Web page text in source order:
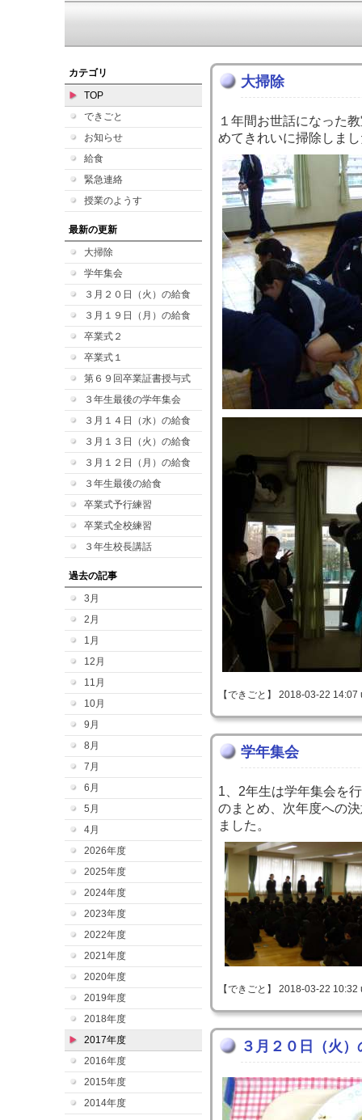
カテゴリ
TOP
できごと
お知らせ
給食
緊急連絡
授業のようす
最新の更新
大掃除
学年集会
３月２０日（火）の給食
３月１９日（月）の給食
卒業式２
卒業式１
第６９回卒業証書授与式
３年生最後の学年集会
３月１４日（水）の給食
３月１３日（火）の給食
３月１２日（月）の給食
３年生最後の給食
卒業式予行練習
卒業式全校練習
３年生校長講話
過去の記事
3月
2月
1月
12月
11月
10月
9月
8月
7月
6月
5月
4月
2026年度
2025年度
2024年度
2023年度
2022年度
2021年度
2020年度
2019年度
2018年度
2017年度
2016年度
2015年度
2014年度
大掃除
１年間お世話になった
めてきれいに掃除しま
【できごと】 2018-03-22
学年集会
1、2年生は学年集会を
のまとめ、次年度への
ました。
【できごと】 2018-03-22
３月２０日（火）